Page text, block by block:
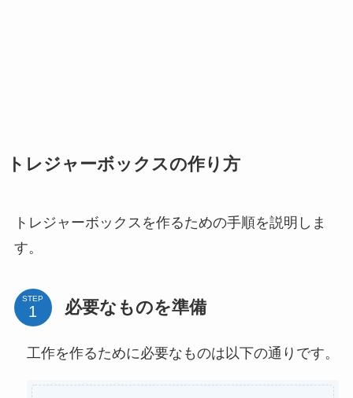
トレジャーボックスの作り方
トレジャーボックスを作るための手順を説明しま
す。
STEP 必要なものを準備
工作を作るために必要なものは以下の通りです。